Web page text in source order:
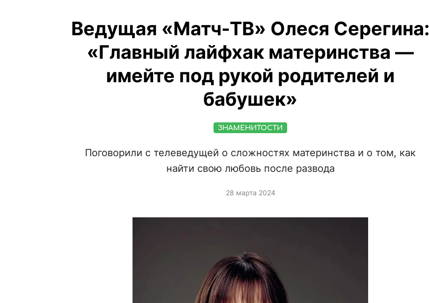
Ведущая «Матч-ТВ» Олеся Серегина:
«Главный лайфхак материнства —
имейте под рукой родителей и
бабушек»
ЗНАМЕНИТОСТИ
Поговорили с телеведущей о сложностях материнства и о том, как
найти свою любовь после развода
28 марта 2024